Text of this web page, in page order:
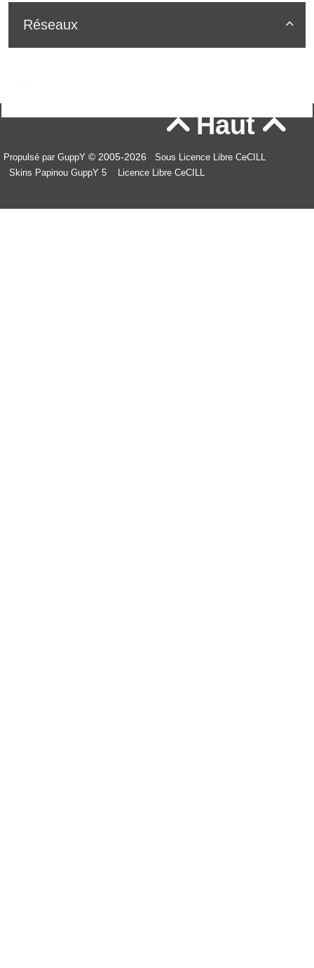

Réseaux
Haut
Propulsé par GuppY © 2005-2026
Sous Licence Libre CeCILL
Skins Papinou GuppY 5
Licence Libre CeCILL